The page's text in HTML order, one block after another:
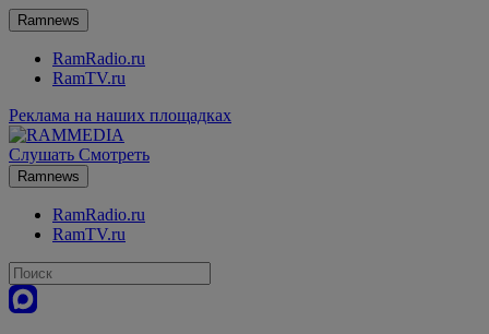
Ramnews
RamRadio.ru
RamTV.ru
Реклама на наших площадках
Слушать Смотреть
Ramnews
RamRadio.ru
RamTV.ru